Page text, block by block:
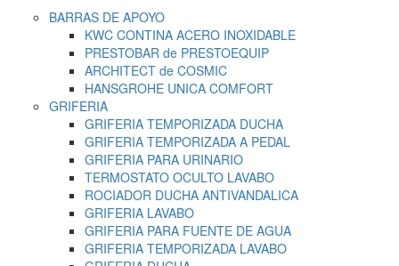
BARRAS DE APOYO
KWC CONTINA ACERO INOXIDABLE
PRESTOBAR de PRESTOEQUIP
ARCHITECT de COSMIC
HANSGROHE UNICA COMFORT
GRIFERIA
GRIFERIA TEMPORIZADA DUCHA
GRIFERIA TEMPORIZADA A PEDAL
GRIFERIA PARA URINARIO
TERMOSTATO OCULTO LAVABO
ROCIADOR DUCHA ANTIVANDALICA
GRIFERIA LAVABO
GRIFERIA PARA FUENTE DE AGUA
GRIFERIA TEMPORIZADA LAVABO